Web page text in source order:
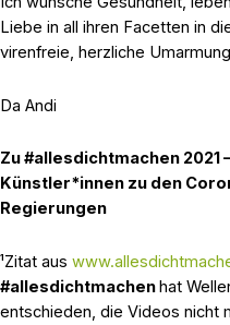
Liebe in all ihren Facetten in
virenfreie, herzliche
Da Andi
Zu #allesdichtmachen 2021
Künstler*innen zu den
Regierungen
¹Zitat aus
#allesdichtmachenhat
entschieden, die Videos nicht